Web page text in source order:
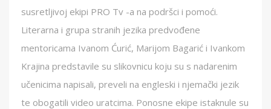
susretljivoj ekipi PRO Tv -a na podršci i pomoći.
Literarna i grupa stranih jezika predvođene
mentoricama Ivanom Ćurić, Marijom Bagarić i Ivankom
Krajina predstavile su slikovnicu koju su s nadarenim
učenicima napisali, preveli na engleski i njemački jezik
te obogatili video uratcima. Ponosne ekipe istaknule su